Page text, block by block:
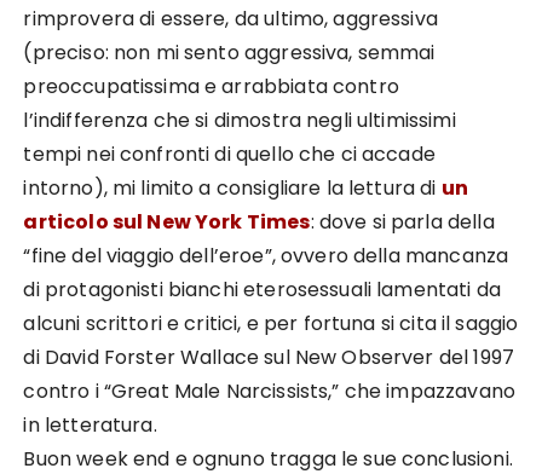
rimprovera di essere, da ultimo, aggressiva
(preciso: non mi sento aggressiva, semmai
preoccupatissima e arrabbiata contro
l’indifferenza che si dimostra negli ultimissimi
tempi nei confronti di quello che ci accade
intorno), mi limito a consigliare la lettura di un
articolo sul New York Times: dove si parla della
“fine del viaggio dell’eroe”, ovvero della mancanza
di protagonisti bianchi eterosessuali lamentati da
alcuni scrittori e critici, e per fortuna si cita il saggio
di David Forster Wallace sul New Observer del 1997
contro i “Great Male Narcissists,” che impazzavano
in letteratura.
Buon week end e ognuno tragga le sue conclusioni.